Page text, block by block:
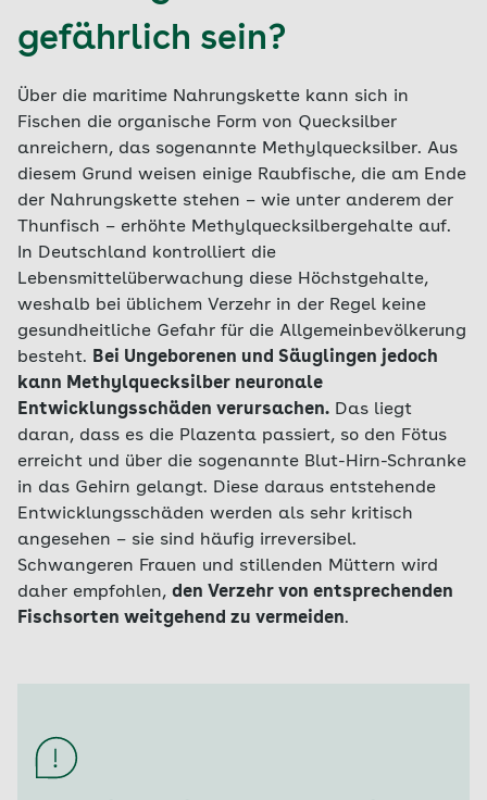
gefährlich sein?
Über die maritime Nahrungskette kann sich in
Fischen die organische Form von Quecksilber
anreichern, das sogenannte Methylquecksilber. Aus
diesem Grund weisen einige Raubfische, die am Ende
der Nahrungskette stehen – wie unter anderem der
Thunfisch – erhöhte Methylquecksilbergehalte auf.
In Deutschland kontrolliert die
Lebensmittelüberwachung diese Höchstgehalte,
weshalb bei üblichem Verzehr in der Regel keine
gesundheitliche Gefahr für die Allgemeinbevölkerung
besteht. Bei Ungeborenen und Säuglingen jedoch
kann Methylquecksilber neuronale
Entwicklungsschäden verursachen. Das liegt
daran, dass es die Plazenta passiert, so den Fötus
erreicht und über die sogenannte Blut-Hirn-Schranke
in das Gehirn gelangt. Diese daraus entstehende
Entwicklungsschäden werden als sehr kritisch
angesehen – sie sind häufig irreversibel.
Schwangeren Frauen und stillenden Müttern wird
daher empfohlen, den Verzehr von entsprechenden
Fischsorten weitgehend zu vermeiden.